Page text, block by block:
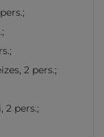
2 pers.;
2 pers.;